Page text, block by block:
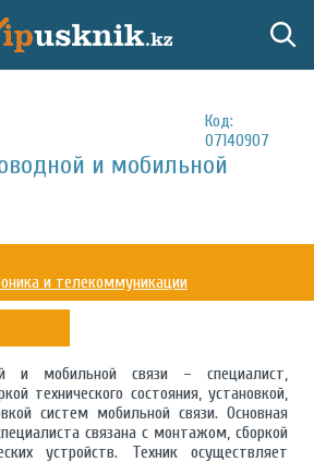
Код:
07140907
и мобильной
и телекоммуникации
и мобильной связи – специалист,
технического состояния, установкой,
систем мобильной связи. Основная
связана с монтажом, сборкой
устройств. Техник осуществляет